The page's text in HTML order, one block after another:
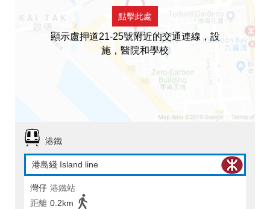
點擊此處
顯示盧押道21-25號附近的交通連線，設
施，醫院和學校
港鐵
港島綫 Island line
灣仔 港鐵站
距離 0.2km